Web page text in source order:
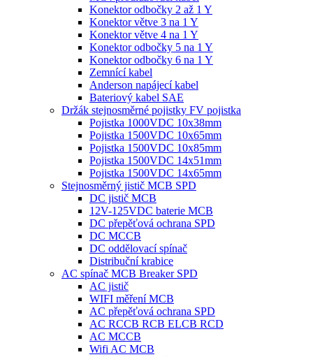
Konektor odbočky 2 až 1 Y
Konektor větve 3 na 1 Y
Konektor větve 4 na 1 Y
Konektor odbočky 5 na 1 Y
Konektor odbočky 6 na 1 Y
Zemnící kabel
Anderson napájecí kabel
Bateriový kabel SAE
Držák stejnosměrné pojistky FV pojistka
Pojistka 1000VDC 10x38mm
Pojistka 1500VDC 10x65mm
Pojistka 1500VDC 10x85mm
Pojistka 1500VDC 14x51mm
Pojistka 1500VDC 14x65mm
Stejnosměrný jistič MCB SPD
DC jistič MCB
12V-125VDC baterie MCB
DC přepěťová ochrana SPD
DC MCCB
DC oddělovací spínač
Distribuční krabice
AC spínač MCB Breaker SPD
AC jistič
WIFI měření MCB
AC přepěťová ochrana SPD
AC RCCB RCB ELCB RCD
AC MCCB
Wifi AC MCB